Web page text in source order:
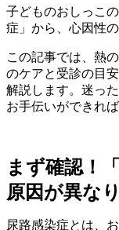
子どものおしっこ
症」から、心因性
この記事では、熱
のケアと受診の目
解説します。迷っ
お手伝いができれば
まず確認！
原因が異な
尿路感染症とは、